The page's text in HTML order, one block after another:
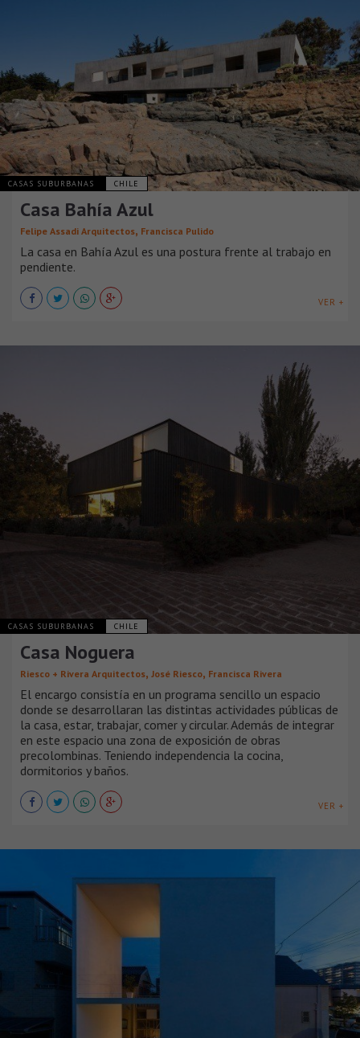
CASAS SUBURBANAS CHILE
Casa Bahía Azul
Felipe Assadi Arquitectos, Francisca Pulido
La casa en Bahía Azul es una postura frente al trabajo en
pendiente.
VER +
CASAS SUBURBANAS CHILE
Casa Noguera
Riesco + Rivera Arquitectos, José Riesco, Francisca Rivera
El encargo consistía en un programa sencillo un espacio
donde se desarrollaran las distintas actividades públicas de
la casa, estar, trabajar, comer y circular. Además de integrar
en este espacio una zona de exposición de obras
precolombinas. Teniendo independencia la cocina,
dormitorios y baños.
VER +